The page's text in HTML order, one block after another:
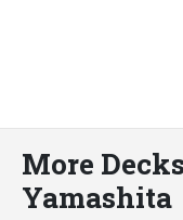
More
Yamashita